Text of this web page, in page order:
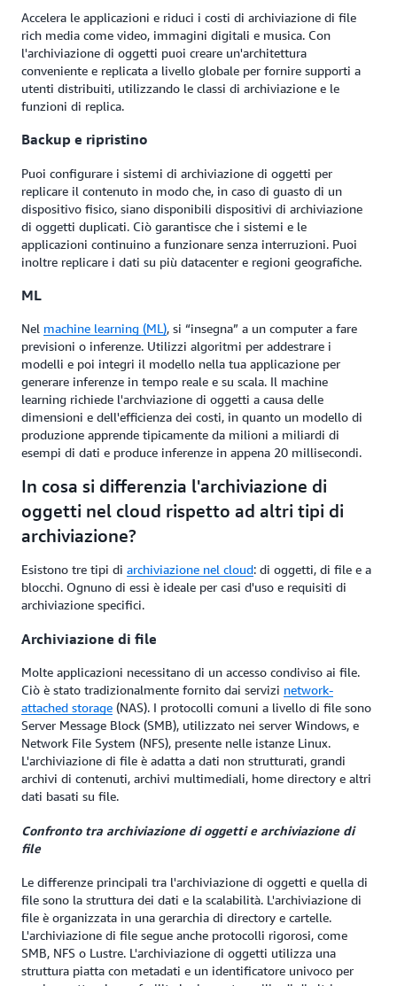
Accelera le applicazioni e riduci i costi di archiviazione di file
rich media come video, immagini digitali e musica. Con
l'archiviazione di oggetti puoi creare un'architettura
conveniente e replicata a livello globale per fornire supporti a
utenti distribuiti, utilizzando le classi di archiviazione e le
funzioni di replica.
Backup e ripristino
Puoi configurare i sistemi di archiviazione di oggetti per
replicare il contenuto in modo che, in caso di guasto di un
dispositivo fisico, siano disponibili dispositivi di archiviazione
di oggetti duplicati. Ciò garantisce che i sistemi e le
applicazioni continuino a funzionare senza interruzioni. Puoi
inoltre replicare i dati su più datacenter e regioni geografiche.
ML
Nel machine learning (ML), si “insegna” a un computer a fare
previsioni o inferenze. Utilizzi algoritmi per addestrare i
modelli e poi integri il modello nella tua applicazione per
generare inferenze in tempo reale e su scala. Il machine
learning richiede l'archviazione di oggetti a causa delle
dimensioni e dell'efficienza dei costi, in quanto un modello di
produzione apprende tipicamente da milioni a miliardi di
esempi di dati e produce inferenze in appena 20 millisecondi.
In cosa si differenzia l'archiviazione di
oggetti nel cloud rispetto ad altri tipi di
archiviazione?
Esistono tre tipi di archiviazione nel cloud: di oggetti, di file e a
blocchi. Ognuno di essi è ideale per casi d'uso e requisiti di
archiviazione specifici.
Archiviazione di file
Molte applicazioni necessitano di un accesso condiviso ai file.
Ciò è stato tradizionalmente fornito dai servizi network-
attached storage (NAS). I protocolli comuni a livello di file sono
Server Message Block (SMB), utilizzato nei server Windows, e
Network File System (NFS), presente nelle istanze Linux.
L'archiviazione di file è adatta a dati non strutturati, grandi
archivi di contenuti, archivi multimediali, home directory e altri
dati basati su file.
Confronto tra archiviazione di oggetti e archiviazione di
file
Le differenze principali tra l'archiviazione di oggetti e quella di
file sono la struttura dei dati e la scalabilità. L'archiviazione di
file è organizzata in una gerarchia di directory e cartelle.
L'archiviazione di file segue anche protocolli rigorosi, come
SMB, NFS o Lustre. L'archiviazione di oggetti utilizza una
struttura piatta con metadati e un identificatore univoco per